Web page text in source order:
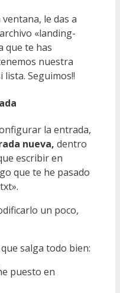
le das a
«landing-
que te has
nuestra
Seguimos!!
la entrada,
nueva, dentro
escribir en
que te he pasado
un poco,
salga todo bien:
puesto en